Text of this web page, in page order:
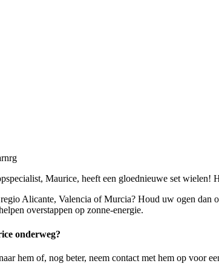
Maurice, heeft een gloednieuwe set wielen!
Alicante, Valencia of Murcia? Houd uw ogen dan
overstappen op zonne-energie.
onderweg?
hem of, nog beter, neem contact met hem op voor